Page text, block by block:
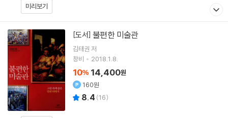
미리보기
[도서] 불편한 미술관
김태권 저
창비
2018.1.8.
10% 14,400원
160원
8.4 (16)